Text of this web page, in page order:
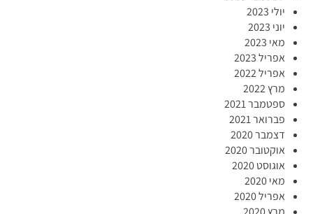
יולי 2023
יוני 2023
מאי 2023
אפריל 2023
אפריל 2022
מרץ 2022
ספטמבר 2021
פברואר 2021
דצמבר 2020
אוקטובר 2020
אוגוסט 2020
מאי 2020
אפריל 2020